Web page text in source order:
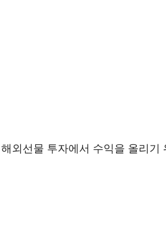
외선물 투자에서 수익을 올리기